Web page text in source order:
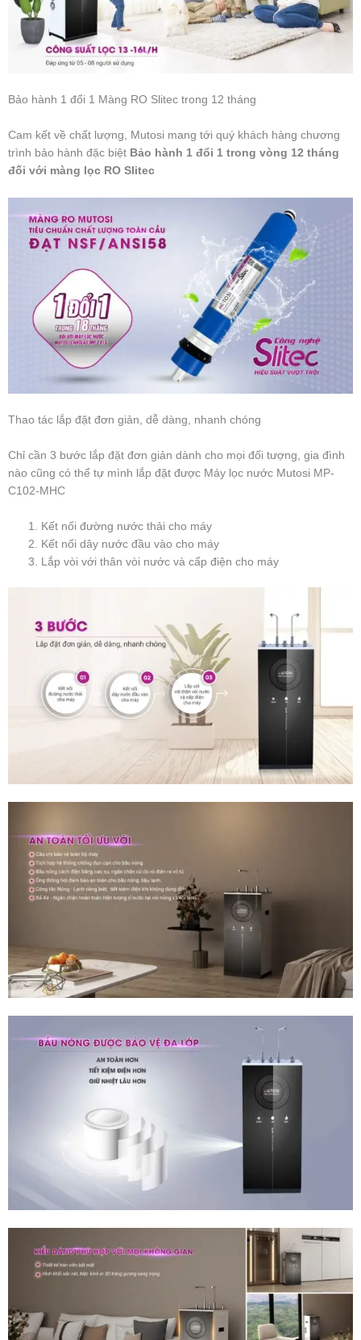
Bảo hành 1 đổi 1 Màng RO Slitec trong 12 tháng
Cam kết về chất lượng, Mutosi mang tới quý khách hàng chương
trình bảo hành đặc biệt Bảo hành 1 đổi 1 trong vòng 12 tháng
đối với màng lọc RO Slitec
Thao tác lắp đặt đơn giản, dễ dàng, nhanh chóng
Chỉ cần 3 bước lắp đặt đơn giản dành cho mọi đối tượng, gia đình
nào cũng có thể tự mình lắp đặt được Máy lọc nước Mutosi MP-
C102-MHC
Kết nối đường nước thải cho máy
Kết nối dây nước đầu vào cho máy
Lắp vòi với thân vòi nước và cấp điện cho máy